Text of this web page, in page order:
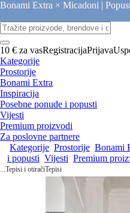
Bonami Extra × Micadoni |
10 € za vasRegistracijaPrijava
Kategorije
Prostorije
Bonami Extra
Inspiracija
Posebne ponude i popusti
Vijesti
Premium proizvodi
Za poslovne partnere
Kategorije Prostorije Bonami
i popusti Vijesti Premium
...Tepisi i otiračiTepisi